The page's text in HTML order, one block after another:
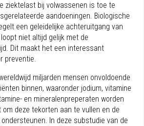
ziektelast bij volwassenen is toe te
aandoeningen. Biologische
een geleidelijke achteruitgang van
niet altijd gelijk met de
Dit maakt het een interessant
preventie.
miljarden mensen onvoldoende
binnen, waaronder jodium, vitamine
en mineralenpreperaten worden
om deze tekorten aan te vullen en de
In deze substudie van de